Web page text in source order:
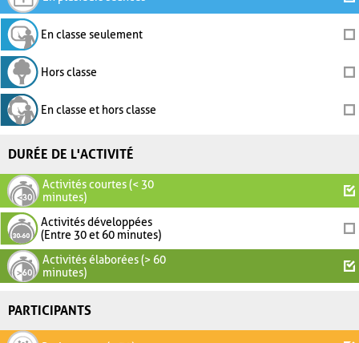
En classe seulement
Hors classe
En classe et hors classe
DURÉE DE L'ACTIVITÉ
Activités courtes (< 30
minutes)
Activités développées
(Entre 30 et 60 minutes)
Activités élaborées (> 60
minutes)
PARTICIPANTS